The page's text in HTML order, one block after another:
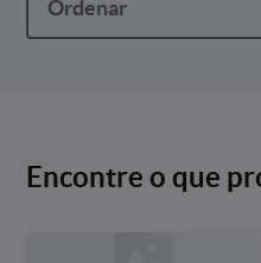
Ordenar
Encontre o que